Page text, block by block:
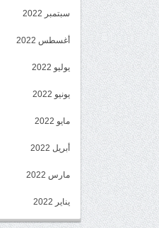
سبتمبر 2022
أغسطس 2022
يوليو 2022
يونيو 2022
مايو 2022
أبريل 2022
مارس 2022
يناير 2022